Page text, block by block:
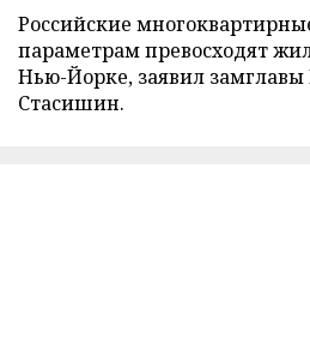
Российские
параметрам превосходят
Нью-Йорке, заявил
Стасишин.